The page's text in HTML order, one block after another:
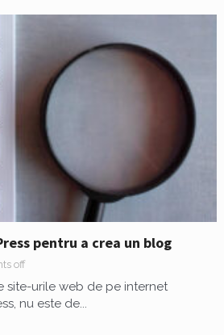
pentru a crea un blog
off
site-urile web de pe internet
nu este de...